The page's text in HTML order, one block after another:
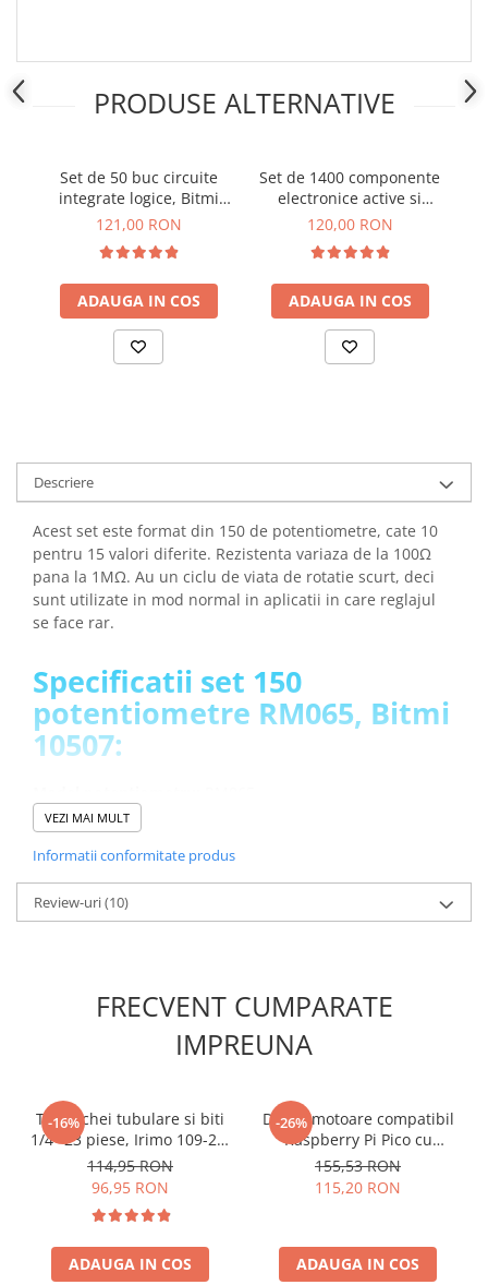
PRODUSE ALTERNATIVE
Set de 50 buc circuite
integrate logice, Bitmi
11307
121,00 RON
ADAUGA IN COS
Set de 1400 componente
electronice active si
pasive, Bitmi 11303
120,00 RON
ADAUGA IN COS
Descriere
Acest set este format din 150 de potentiometre, cate 10
pentru 15 valori diferite. Rezistenta variaza de la 100Ω
pana la 1MΩ. Au un ciclu de viata de rotatie scurt, deci
sunt utilizate in mod normal in aplicatii in care reglajul
se face rar.
Specificatii set 150
potentiometre RM065, Bitmi
10507:
Unghi rotatie:
Ciclu de viata rotatii:
Rezistenta:variabila (100Ω, 200Ω, 470Ω, 1KΩ, 3.3KΩ,
4.7KΩ, 10KΩ, 20KΩ, 30K, 47KΩ, 100KΩ, 200KΩ, 300KΩ,
500KΩ, 1MΩ)
Greutate totala:0.105 kg
Ce contine cutia?
VEZI MAI MULT
Informatii conformitate produs
Review-uri(10)
FRECVENT CUMPARATE
IMPREUNA
-16%
Trusa chei tubulare si biti
1/4" 23 piese, Irimo 109-23-
4
114,95 RON
96,95 RON
ADAUGA IN COS
-26%
Driver motoare compatibil
Raspberry Pi Pico cu
TB6612FNG si PCA9685
155,53 RON
115,20 RON
ADAUGA IN COS